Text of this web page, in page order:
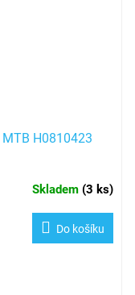
H0810423
Skladem (3 ks)
Do košíku